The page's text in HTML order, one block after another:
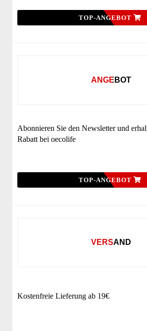
TOP-ANGEBOT
ANGEBOT
Abonnieren Sie den Newsletter und
Rabatt bei oecolife
TOP-ANGEBOT
VERSAND
Kostenfreie Lieferung ab 19€